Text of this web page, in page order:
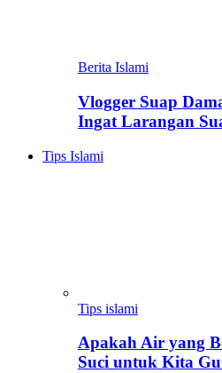
Berita Islami
Vlogger Suap
Ingat Larangan
Tips Islami
Tips islami
Apakah Air yang
Suci untuk Kita